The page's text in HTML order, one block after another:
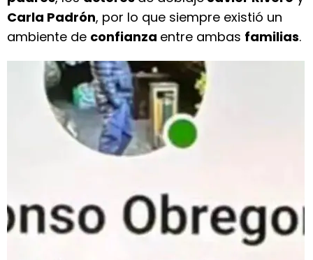
Carla Padrón, por lo que siempre existió un
ambiente de confianza entre ambas familias.